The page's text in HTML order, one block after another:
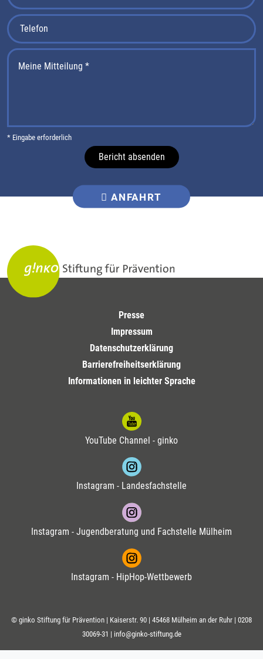
* Eingabe erforderlich
Bericht absenden
ANFAHRT
Presse
Impressum
Datenschutzerklärung
Barrierefreiheitserklärung
Informationen in leichter Sprache
YouTube Channel - ginko
Instagram - Landesfachstelle
Instagram - Jugendberatung und Fachstelle Mülheim
Instagram - HipHop-Wettbewerb
© ginko Stiftung für Prävention | Kaiserstr. 90 | 45468 Mülheim an der Ruhr | 0208
30069-31 | info@ginko-stiftung.de